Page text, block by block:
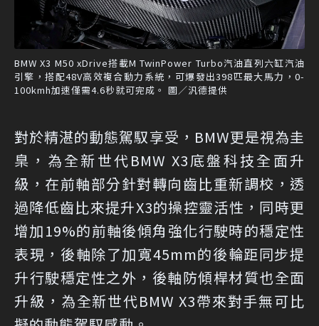
BMW X3 M50 xDrive搭載M TwinPower Turbo汽油直列六缸汽油
引擎，搭配48V高效複合動力系統，可爆發出398匹最大馬力，0-
100kmh加速僅需4.6秒就可完成。 圖／汎德提供
對於精湛的動態駕馭享受，BMW更是視為圭
臬，為全新世代BMW X3底盤科技全面升
級，在前軸部分針對轉向齒比重新調校，透
過降低齒比來提升X3的操控靈活性，同時更
增加19%的前軸後傾角強化行駛時的穩定性
表現，後軸除了加寬45mm的後輪距同步提
升行駛穩定性之外，後軸防傾桿材質也全面
升級，為全新世代BMW X3帶來對手無可比